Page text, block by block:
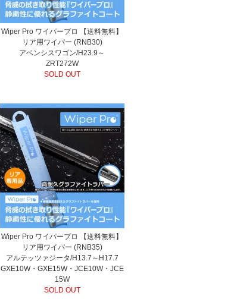
Wiper Pro ワイパープロ 【送料無料】
リア用ワイパー (RNB30)
アベンシスワゴン/H23.9～
ZRT272W
SOLD OUT
Wiper Pro ワイパープロ 【送料無料】
リア用ワイパー (RNB35)
アルテッツァジータ/H13.7～H17.7
GXE10W・GXE15W・JCE10W・JCE
15W
SOLD OUT